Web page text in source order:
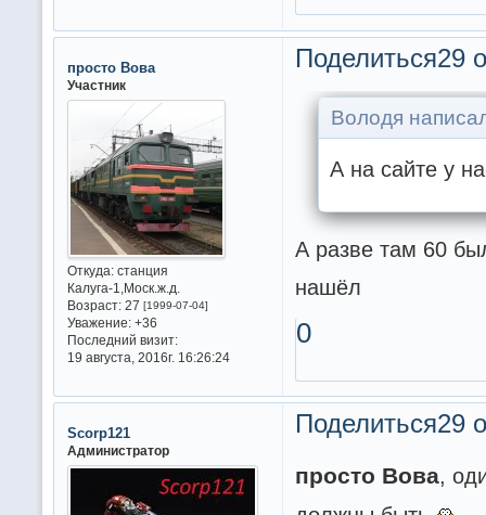
Поделиться29
просто Вова
Участник
Откуда:станция
Калуга-1,Моск.ж.д.
Возраст:27 [1999-07-04]
Уважение: +36
Последний визит:
19 августа, 2016г. 16:26:24
Володя
А на сайте у
А разве там 60
нашёл
0
Поделиться29
Scorp121
Администратор
просто Вова,